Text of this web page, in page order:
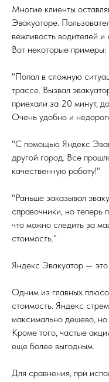
Многие клиенты
Эвакуаторе.
вежливость водителей и
Вот некоторые примеры:
"Попал в сложную
трассе. Вызвал
приехали за 20 минут,
Очень удобно и
"С помощью Яндекс
другой город. Все
качественную работу!"
"Раньше заказывал
справочники, но теперь
что можно следить за
стоимость."
Яндекс Эвакуатор —
Одним из главных
стоимость. Яндекс
максимально дешево, но
Кроме того, частые
еще более выгодным.
Для сравнения, при